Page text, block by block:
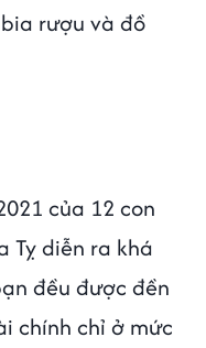
rượu và đồ
của 12 con
Tỵ diễn ra khá
đều được đền
chính chỉ ở mức